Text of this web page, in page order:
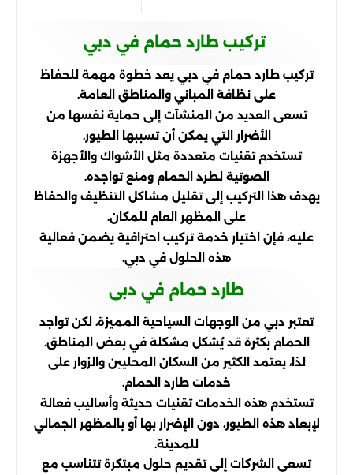
تركيب طارد حمام في دبي
تركيب طارد حمام في دبي يعد خطوة مهمة للحفاظ
على نظافة المباني والمناطق العامة.
تسعى العديد من المنشآت إلى حماية نفسها من
الأضرار التي يمكن أن تسببها الطيور.
تستخدم تقنيات متعددة مثل الأشواك والأجهزة
الصوتية لطرد الحمام ومنع تواجده.
يهدف هذا التركيب إلى تقليل مشاكل التنظيف والحفاظ
على المظهر العام للمكان.
عليه، فإن اختيار خدمة تركيب احترافية يضمن فعالية
هذه الحلول في دبي.
طارد حمام في دبى
تعتبر دبي من الوجهات السياحية المميزة، لكن تواجد
الحمام بكثرة قد يُشكل مشكلة في بعض المناطق.
لذا، يعتمد الكثير من السكان المحليين والزوار على
خدمات طارد الحمام.
تستخدم هذه الخدمات تقنيات حديثة وأساليب فعالة
لإبعاد هذه الطيور، دون الإضرار بها أو بالمظهر الجمالي
للمدينة.
تسعى الشركات إلى تقديم حلول مبتكرة تتناسب مع